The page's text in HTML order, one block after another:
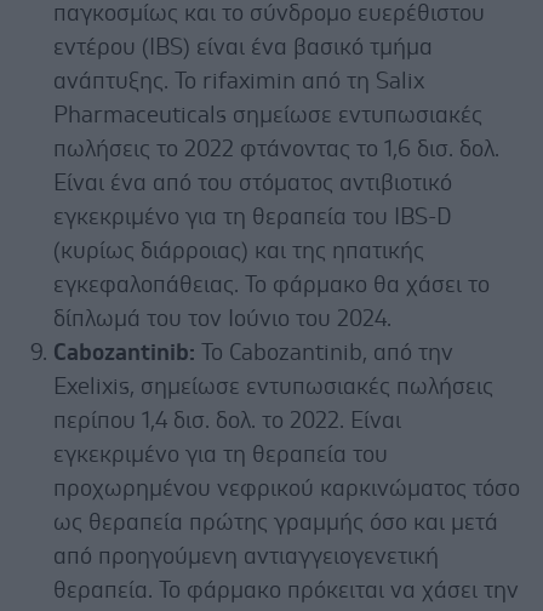
παγκοσμίως και το σύνδρομο ευερέθιστου
εντέρου (IBS) είναι ένα βασικό τμήμα
ανάπτυξης. Το rifaximin από τη Salix
Pharmaceuticals σημείωσε εντυπωσιακές
πωλήσεις το 2022 φτάνοντας το 1,6 δισ. δολ.
Eίναι ένα από του στόματος αντιβιοτικό
εγκεκριμένο για τη θεραπεία του IBS-D
(κυρίως διάρροιας) και της ηπατικής
εγκεφαλοπάθειας. Το φάρμακο θα χάσει το
δίπλωμά του τον Ιούνιο του 2024.
Cabozantinib: Το Cabozantinib, από την
Exelixis, σημείωσε εντυπωσιακές πωλήσεις
περίπου 1,4 δισ. δολ. το 2022. Είναι
εγκεκριμένο για τη θεραπεία του
προχωρημένου νεφρικού καρκινώματος τόσο
ως θεραπεία πρώτης γραμμής όσο και μετά
από προηγούμενη αντιαγγειογενετική
θεραπεία. Το φάρμακο πρόκειται να χάσει την